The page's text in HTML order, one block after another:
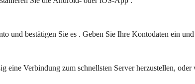
und bestätigen Sie es . Geben Sie Ihre Kontodaten ein
Verbindung zum schnellsten Server herzustellen,